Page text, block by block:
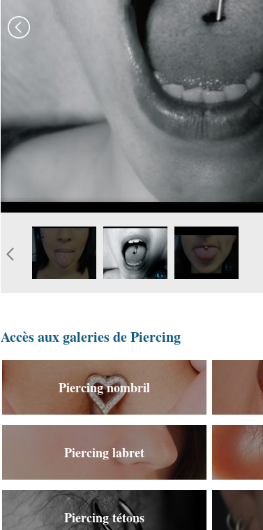
image-piercing-langue-bouche.jpg
photo-piercing-langue-
graphicaderme.jpg
photo-piercing-
langue-
graphicaderme-
Accès aux galeries de Piercing
Piercing nombril
Piercing labret
Piercing tétons